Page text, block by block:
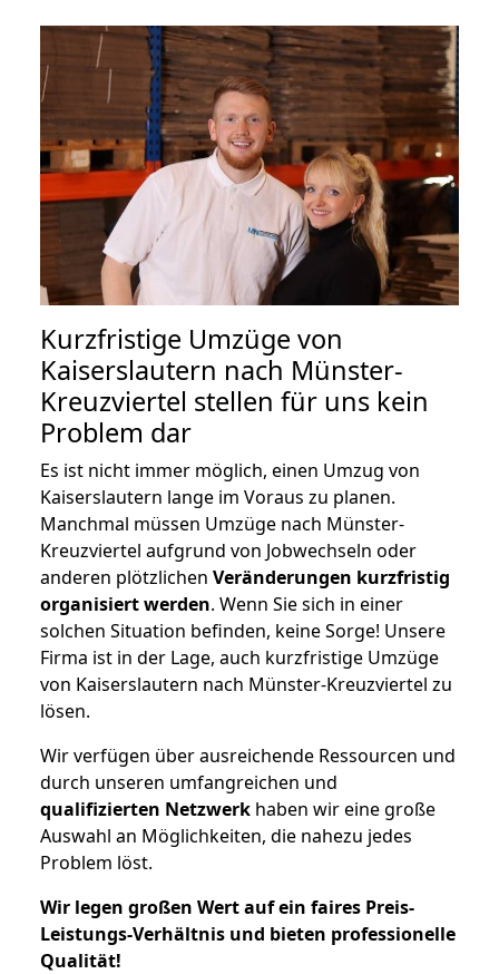
Kurzfristige Umzüge von
Kaiserslautern nach Münster-
Kreuzviertel stellen für uns kein
Problem dar
Es ist nicht immer möglich, einen Umzug von
Kaiserslautern lange im Voraus zu planen.
Manchmal müssen Umzüge nach Münster-
Kreuzviertel aufgrund von Jobwechseln oder
anderen plötzlichen Veränderungen kurzfristig
organisiert werden. Wenn Sie sich in einer
solchen Situation befinden, keine Sorge! Unsere
Firma ist in der Lage, auch kurzfristige Umzüge
von Kaiserslautern nach Münster-Kreuzviertel zu
lösen.
Wir verfügen über ausreichende Ressourcen und
durch unseren umfangreichen und
qualifizierten Netzwerk haben wir eine große
Auswahl an Möglichkeiten, die nahezu jedes
Problem löst.
Wir legen großen Wert auf ein faires Preis-
Leistungs-Verhältnis und bieten professionelle
Qualität!